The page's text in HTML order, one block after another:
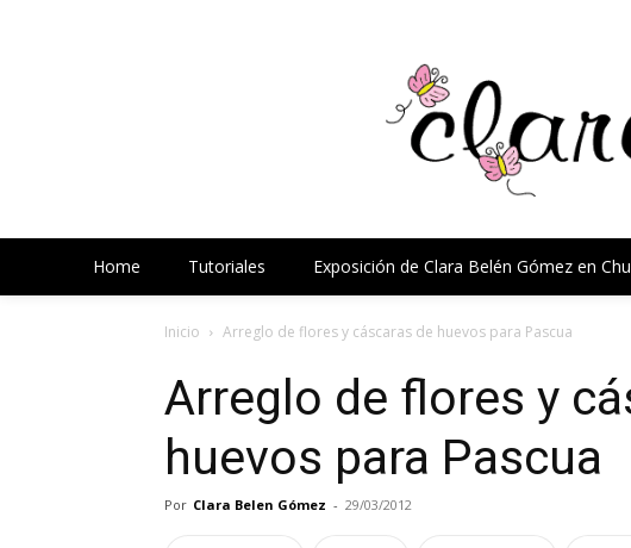
Home Tutoriales Exposición de Clara Belén Gómez en
Inicio Arreglo de flores y cáscaras de huevos para Pascua
Arreglo de flores y
huevos para Pascua
Por Clara Belen Gómez - 29/03/2012